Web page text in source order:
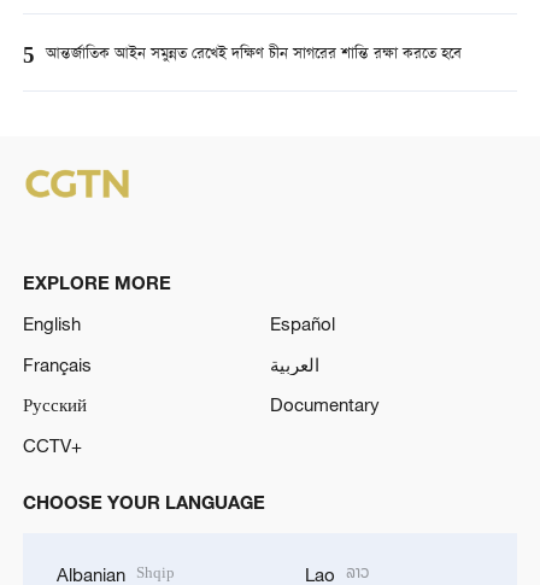
5 আন্তর্জাতিক আইন সমুন্নত রেখেই দক্ষিণ চীন সাগরের শান্তি রক্ষা করতে হবে
EXPLORE MORE
English
Español
Français
العربية
Русский
Documentary
CCTV+
CHOOSE YOUR LANGUAGE
Albanian Shqip Lao ລາວ